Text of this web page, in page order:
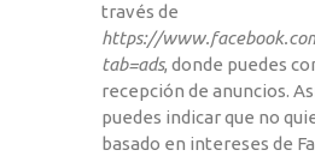
través de
https://
tab=ads, donde puedes
recepción de anuncios.
puedes indicar que no
basado en intereses de